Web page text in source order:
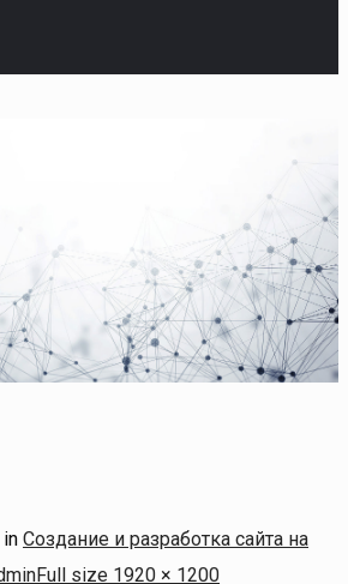
Создание и разработка сайта на
Full
Full size 1920 × 1200